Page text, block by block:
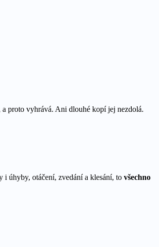
proto vyhrává. Ani dlouhé kopí jej nezdolá.
i úhyby, otáčení, zvedání a klesání, to všechno